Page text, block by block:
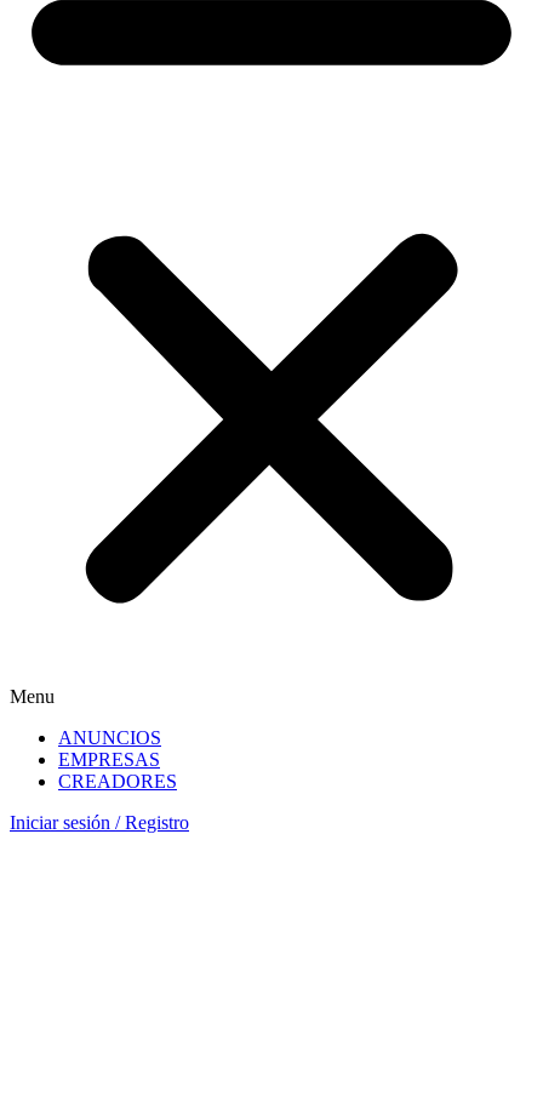
Menu
ANUNCIOS
EMPRESAS
CREADORES
Iniciar sesión / Registro